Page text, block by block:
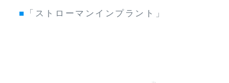
■ 「ストローマンインプラント」